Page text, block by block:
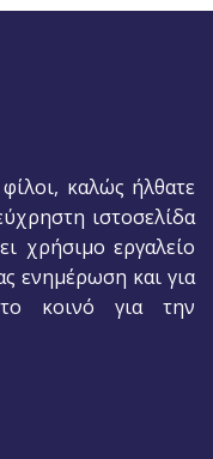
καλώς ήλθατε
ιστοσελίδα
χρήσιμο εργαλείο
ενημέρωση και για
κοινό για την